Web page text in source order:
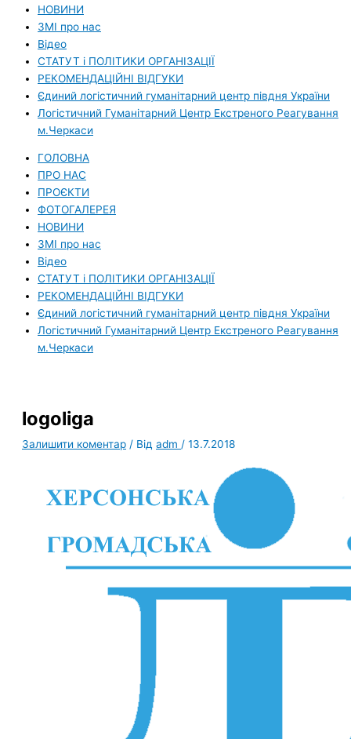
НОВИНИ
ЗМI про нас
Вiдео
СТАТУТ і ПОЛІТИКИ ОРГАНІЗАЦІЇ
РЕКОМЕНДАЦІЙНІ ВІДГУКИ
Єдиний логістичний гуманітарний центр півдня України
Логістичний Гуманітарний Центр Екстреного Реагування
м.Черкаси
ГОЛОВНА
ПРО НАС
ПРОЄКТИ
ФОТОГАЛЕРЕЯ
НОВИНИ
ЗМI про нас
Вiдео
СТАТУТ і ПОЛІТИКИ ОРГАНІЗАЦІЇ
РЕКОМЕНДАЦІЙНІ ВІДГУКИ
Єдиний логістичний гуманітарний центр півдня України
Логістичний Гуманітарний Центр Екстреного Реагування
м.Черкаси
logoliga
Залишити коментар / Від adm / 13.7.2018